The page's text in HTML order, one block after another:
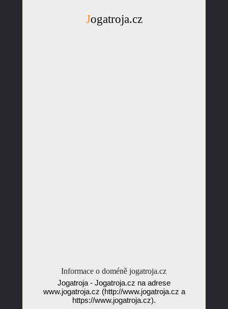
Jogatroja.cz
Informace o doméně jogatroja.cz
Jogatroja - Jogatroja.cz na adrese
www.jogatroja.cz (http://www.jogatroja.cz a
https://www.jogatroja.cz).